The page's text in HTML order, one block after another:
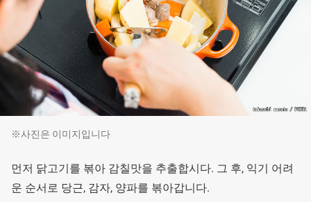
※사진은 이미지입니다
먼저 닭고기를 볶아 감칠맛을 추출합시다. 그 후, 익기 어려
운 순서로 당근, 감자, 양파를 볶아갑니다.